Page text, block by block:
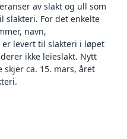
av slakt og ull som
slakteri. For det enkelte
navn,
levert til slakteri i løpet
ikke leieslakt. Nytt
ca. 15. mars, året